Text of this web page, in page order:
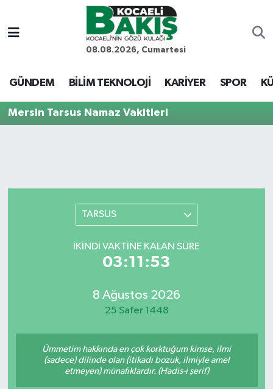
08.08.2026, Cumartesi
GÜNDEM BİLİM TEKNOLOJİ KARİYER SPOR
Mersin Tarsus Namaz Vakitleri
TARSUS
İKINDI VAKTINE KALAN SÜRE
03:11:53
8 Ağustos 2026
25 Safer 1448
Ümmetim hakkında en çok korktuğum kimse, ilmi
(sadece) dilinde olan (itikadı bozuk, ilmiyle amel
etmeyen) münafıklardır. (Hadis-i şerif)
Kocaeli Nöbetçi Eczaneler
Kocaeli Hava Durumu
Kocaeli Trafik Yoğunluk Haritası
Son Dakika Haberleri